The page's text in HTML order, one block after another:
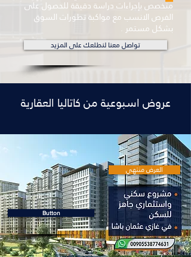
متخصص بإجراءات دراسة دقيقة للحصول على
الفرص الانسب مع مواكبة تطورات السوق
بشكل مستمر .
تواصل معنا لنطلعك على المزيد
عروض اسبوعية من كاتاليا العقارية
العرض منتهي
Button